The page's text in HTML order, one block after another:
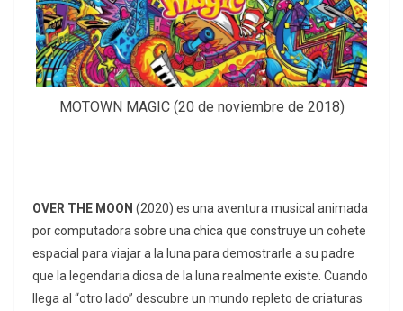
MOTOWN MAGIC (20 de noviembre de 2018)
OVER THE MOON (2020) es una aventura musical animada
por computadora sobre una chica que construye un cohete
espacial para viajar a la luna para demostrarle a su padre
que la legendaria diosa de la luna realmente existe. Cuando
llega al “otro lado” descubre un mundo repleto de criaturas